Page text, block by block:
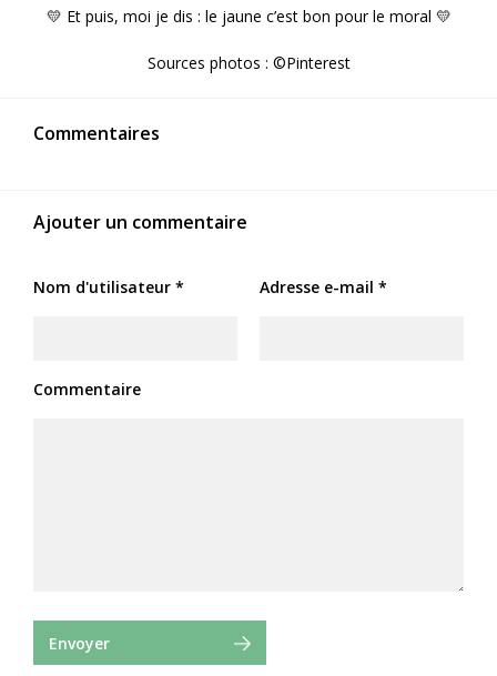
💛 Et puis, moi je dis : le jaune c’est bon pour le moral 💛
Sources photos : ©Pinterest
Commentaires
Ajouter un commentaire
Nom d'utilisateur * Adresse e-mail *
Commentaire